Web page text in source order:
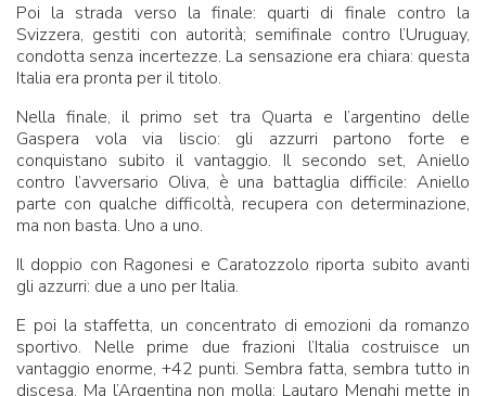
Poi la strada verso la finale: quarti di finale contro la
Svizzera, gestiti con autorità; semifinale contro l’Uruguay,
condotta senza incertezze. La sensazione era chiara: questa
Italia era pronta per il titolo.
Nella finale, il primo set tra Quarta e l’argentino delle
Gaspera vola via liscio: gli azzurri partono forte e
conquistano subito il vantaggio. Il secondo set, Aniello
contro l’avversario Oliva, è una battaglia difficile: Aniello
parte con qualche difficoltà, recupera con determinazione,
ma non basta. Uno a uno.
Il doppio con Ragonesi e Caratozzolo riporta subito avanti
gli azzurri: due a uno per Italia.
E poi la staffetta, un concentrato di emozioni da romanzo
sportivo. Nelle prime due frazioni l’Italia costruisce un
vantaggio enorme, +42 punti. Sembra fatta, sembra tutto in
discesa. Ma l’Argentina non molla: Lautaro Menghi mette in